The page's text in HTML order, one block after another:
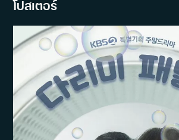
โปสเตอร์